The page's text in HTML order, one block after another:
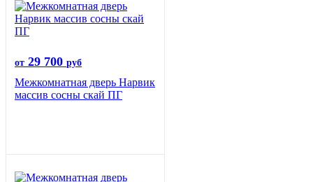
от 29 700 руб
Межкомнатная дверь Нарвик
массив сосны скай ПГ